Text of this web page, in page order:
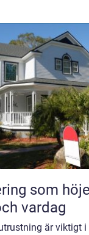
som
vardag
är viktigt i